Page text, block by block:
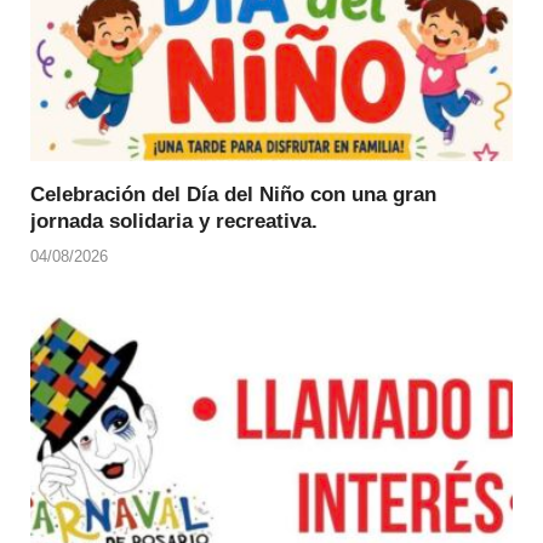
Celebración del Día del Niño con una gran
jornada solidaria y recreativa.
04/08/2026